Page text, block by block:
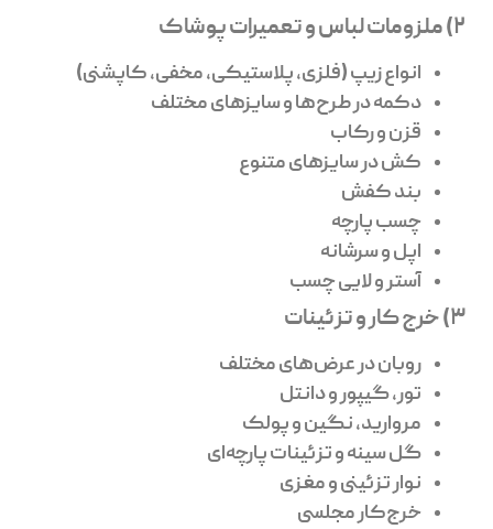
2) ملزومات لباس و تعمیرات پوشاک
انواع زیپ (فلزی، پلاستیکی، مخفی، کاپشنی)
دکمه در طرح‌ها و سایزهای مختلف
قزن و رکاب
کش در سایزهای متنوع
بند کفش
چسب پارچه
اپل و سرشانه
آستر و لایی چسب
3) خرج کار و تزئینات
روبان در عرض‌های مختلف
تور، گیپور و دانتل
مروارید، نگین و پولک
گل سینه و تزئینات پارچه‌ای
نوار تزئینی و مغزی
خرج‌کار مجلسی